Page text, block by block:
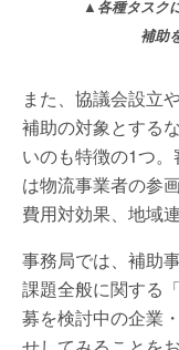
▲ 各種タスク
補助
また、協議会設立
補助の対象とする
いのも特徴の1つ
は物流事業者の参
費用対効果、地域
事務局では、補助
課題全般に関する
募を検討中の企業